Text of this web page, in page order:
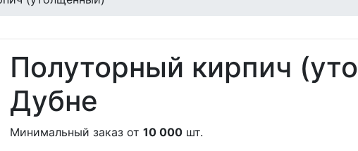
Полуторный кирпич
Дубне
Минимальный заказ от 10 000 шт.